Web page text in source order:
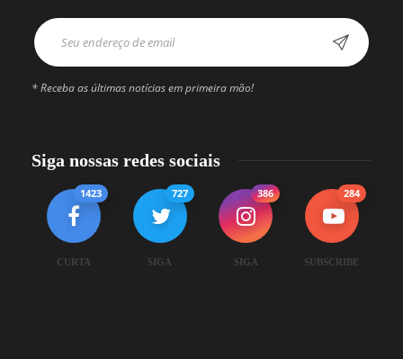
* Receba as últimas notícias em primeira mão!
Siga nossas redes sociais
1423
CURTA
727
SIGA
386
SIGA
284
SUBSCRIBE